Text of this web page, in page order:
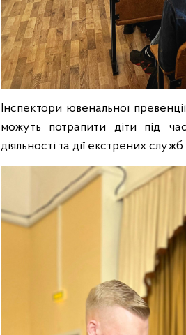
Інспектори ювенальної
можуть потрапити діти під
діяльності та дії екстрених